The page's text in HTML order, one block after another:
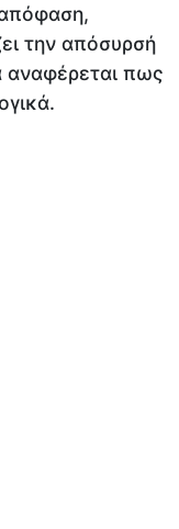
απόφαση,
την απόσυρσή
αναφέρεται πως